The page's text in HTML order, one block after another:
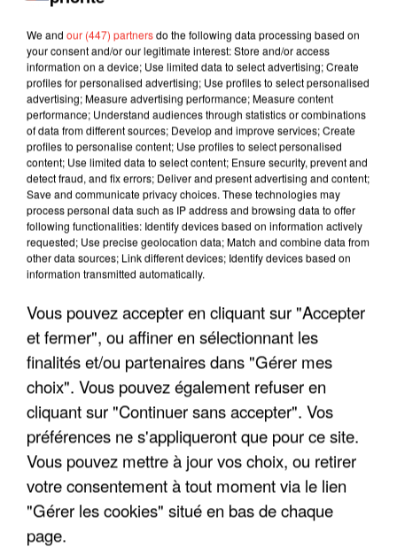
LES INTERVIEWS CHANTE
"JE SUIS À DISPOSITION DES
ENFOIRÉS"
"ON A TOUS LE TRAC"
We and our (447) partnersdo the following data processing based on
your consent and/or our legitimate interest: Store and/or access
information on a device; Use limited data to select advertising; Create
profiles for personalised advertising; Use profiles to select personalised
advertising; Measure advertising performance; Measure content
performance; Understand audiences through statistics or combinations
of data from different sources; Develop and improve services; Create
profiles to personalise content; Use profiles to select personalised
content; Use limited data to select content; Ensure security, prevent and
detect fraud, and fix errors; Deliver and present advertising and content;
Save and communicate privacy choices. These technologies may
process personal data such as IP address and browsing data to offer
following functionalities: Identify devices based on information actively
requested; Use precise geolocation data; Match and combine data from
other data sources; Link different devices; Identify devices based on
information transmitted automatically.
Vous pouvez accepter en cliquant sur "Accepter
et fermer", ou affiner en sélectionnant les
finalités et/ou partenaires dans "Gérer mes
choix". Vous pouvez également refuser en
cliquant sur "Continuer sans accepter". Vos
préférences ne s'appliqueront que pour ce site.
Vous pouvez mettre à jour vos choix, ou retirer
votre consentement à tout moment via le lien
"Gérer les cookies" situé en bas de chaque
page.